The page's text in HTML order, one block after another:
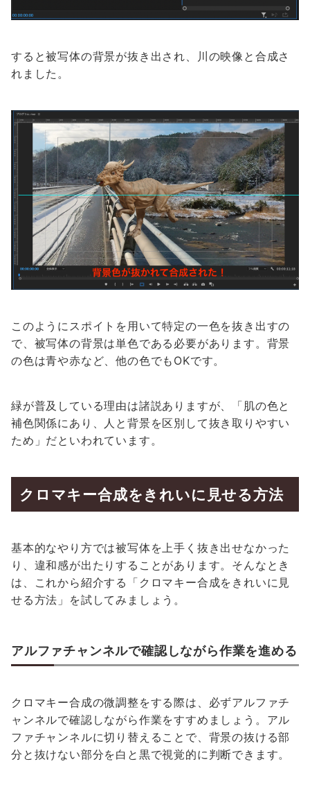
すると被写体の背景が抜き出され、川の映像と合成さ
れました。
このようにスポイトを用いて特定の一色を抜き出すの
で、被写体の背景は単色である必要があります。背景
の色は青や赤など、他の色でもOKです。
緑が普及している理由は諸説ありますが、「肌の色と
補色関係にあり、人と背景を区別して抜き取りやすい
ため」だといわれています。
クロマキー合成をきれいに見せる方法
基本的なやり方では被写体を上手く抜き出せなかった
り、違和感が出たりすることがあります。そんなとき
は、これから紹介する「クロマキー合成をきれいに見
せる方法」を試してみましょう。
アルファチャンネルで確認しながら作業を進める
クロマキー合成の微調整をする際は、必ずアルファチ
ャンネルで確認しながら作業をすすめましょう。アル
ファチャンネルに切り替えることで、背景の抜ける部
分と抜けない部分を白と黒で視覚的に判断できます。